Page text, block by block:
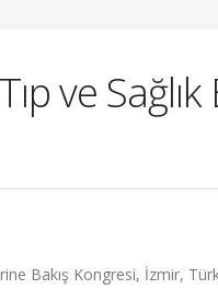
ve
Bakış Kongresi, İzmir,